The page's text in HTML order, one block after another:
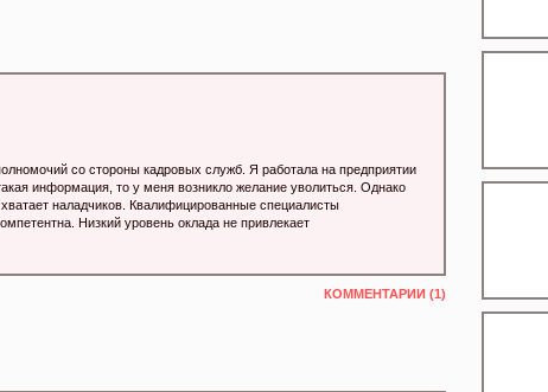
со стороны кадровых служб. Я работала на предприятии
информация, то у меня возникло желание уволиться. Однако
наладчиков. Квалифицированные специалисты
Низкий уровень оклада не привлекает
КОММЕНТАРИИ (1)